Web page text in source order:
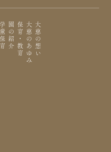
学童保育園の紹介保育・教育大慈のあゆみ大慈の想い